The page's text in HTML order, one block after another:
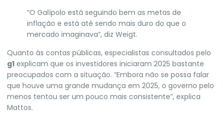
“O Galípolo está seguindo bem as metas de
inflação e está até sendo mais duro do que o
mercado imaginava”, diz Weigt.
Quanto às contas públicas, especialistas consultados pelo
g1 explicam que os investidores iniciaram 2025 bastante
preocupados com a situação. “Embora não se possa falar
que houve uma grande mudança em 2025, o governo pelo
menos tentou ser um pouco mais consistente”, explica
Mattos.